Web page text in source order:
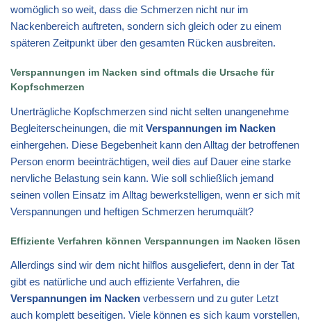
womöglich so weit, dass die Schmerzen nicht nur im
Nackenbereich auftreten, sondern sich gleich oder zu einem
späteren Zeitpunkt über den gesamten Rücken ausbreiten.
Verspannungen im Nacken sind oftmals die Ursache für
Kopfschmerzen
Unerträgliche Kopfschmerzen sind nicht selten unangenehme
Begleiterscheinungen, die mit Verspannungen im Nacken
einhergehen. Diese Begebenheit kann den Alltag der betroffenen
Person enorm beeinträchtigen, weil dies auf Dauer eine starke
nervliche Belastung sein kann. Wie soll schließlich jemand
seinen vollen Einsatz im Alltag bewerkstelligen, wenn er sich mit
Verspannungen und heftigen Schmerzen herumquält?
Effiziente Verfahren können Verspannungen im Nacken lösen
Allerdings sind wir dem nicht hilflos ausgeliefert, denn in der Tat
gibt es natürliche und auch effiziente Verfahren, die
Verspannungen im Nacken verbessern und zu guter Letzt
auch komplett beseitigen. Viele können es sich kaum vorstellen,